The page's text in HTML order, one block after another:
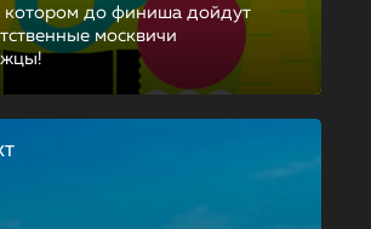
котором до финиша дойдут
москвичи